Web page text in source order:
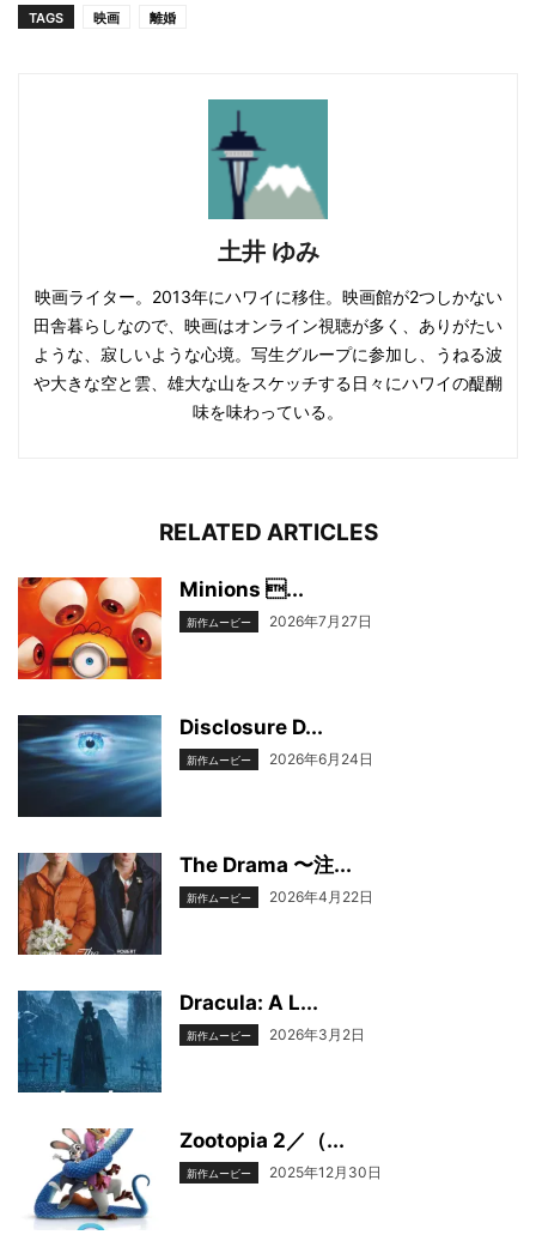
TAGS 映画 離婚
土井 ゆみ
映画ライター。2013年にハワイに移住。映画館が2つしかない
田舎暮らしなので、映画はオンライン視聴が多く、ありがたい
ような、寂しいような心境。写生グループに参加し、うねる波
や大きな空と雲、雄大な山をスケッチする日々にハワイの醍醐
味を味わっている。
RELATED ARTICLES
Minions ...
新作ムービー 2026年7月27日
Disclosure D...
新作ムービー 2026年6月24日
The Drama 〜注...
新作ムービー 2026年4月22日
Dracula: A L...
新作ムービー 2026年3月2日
Zootopia 2／（...
新作ムービー 2025年12月30日